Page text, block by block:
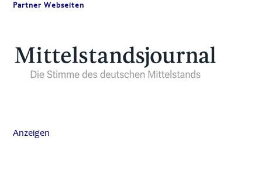
Partner Webseiten
Anzeigen